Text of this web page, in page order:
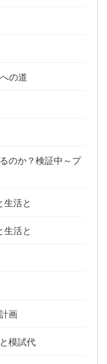
の道
のか？検証中～プ
生活と
生活と
画
模試代